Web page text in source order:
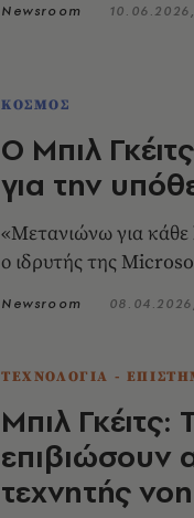
Newsroom
ΚΟΣΜΟΣ
Ο Μπιλ
για την
«Μετανιώνω για κάθε
ο ιδρυτής της
Newsroom
ΤΕΧΝΟΛΟΓΙΑ -
Μπιλ
επιβιώσουν
τεχνητής